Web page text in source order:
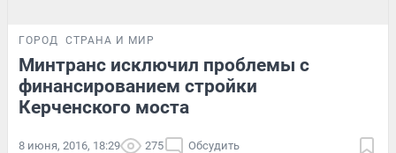
ГОРОД СТРАНА И МИР
Минтранс исключил проблемы с
финансированием стройки
Керченского моста
8 июня, 2016, 18:29 275 Обсудить